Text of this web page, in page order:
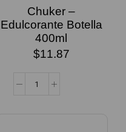
Chuker –
Edulcorante Botella
400ml
$11.87